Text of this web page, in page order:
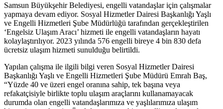
Samsun Büyükşehir Belediyesi, engelli vatandaşlar için çalışmalar
yapmaya devam ediyor. Sosyal Hizmetler Dairesi Başkanlığı Yaşlı
ve Engelli Hizmetleri Şube Müdürlüğü tarafından gerçekleştirilen
‘Engelsiz Ulaşım Aracı’ hizmeti ile engelli vatandaşların hayatı
kolaylaştırılıyor. 2023 yılında 576 engelli bireye 4 bin 830 defa
ücretsiz ulaşım hizmeti sunulduğu belirtildi.
Yapılan çalışma ile ilgili bilgi veren Sosyal Hizmetler Dairesi
Başkanlığı Yaşlı ve Engelli Hizmetleri Şube Müdürü Emrah Baş,
“Yüzde 40 ve üzeri engel oranına sahip, tek başına veya
refakatçisiyle birlikte toplu ulaşım araçlarını kullanamayacak
durumda olan engelli vatandaşlarımıza ve yaşlılarımıza ulaşım